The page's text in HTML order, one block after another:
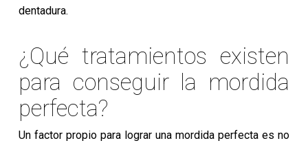
dentadura.
¿Qué tratamientos existen
para conseguir la mordida
perfecta?
Un factor propio para lograr una mordida perfecta es no